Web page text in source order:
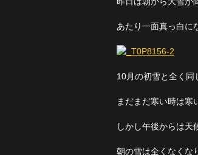
あたり一面真っ白に
10月の初雪と全く同
まだまだ寒い時は寒
しかし午後からは天
朝の雪は全くなくな